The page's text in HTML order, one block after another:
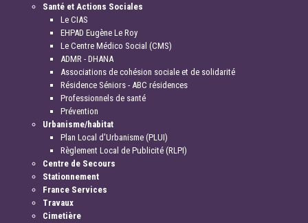
Santé et Actions Sociales
Le CIAS
EHPAD Eugène Le Roy
Le Centre Médico Social (CMS)
ADMR - DHANA
Associations de cohésion sociale et de solidarité
Résidence Séniors - ABC résidences
Professionnels de santé
Prévention
Urbanisme/habitat
Plan Local d'Urbanisme (PLUI)
Règlement Local de Publicité (RLPI)
Centre de Secours
Stationnement
France Services
Travaux
Cimetière